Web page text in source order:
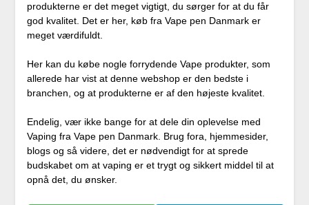
produkterne er det meget vigtigt, du sørger for at du får
god kvalitet. Det er her, køb fra Vape pen Danmark er
meget værdifuldt.
Her kan du købe nogle forrydende Vape produkter, som
allerede har vist at denne webshop er den bedste i
branchen, og at produkterne er af den højeste kvalitet.
Endelig, vær ikke bange for at dele din oplevelse med
Vaping fra Vape pen Danmark. Brug fora, hjemmesider,
blogs og så videre, det er nødvendigt for at sprede
budskabet om at vaping er et trygt og sikkert middel til at
opnå det, du ønsker.